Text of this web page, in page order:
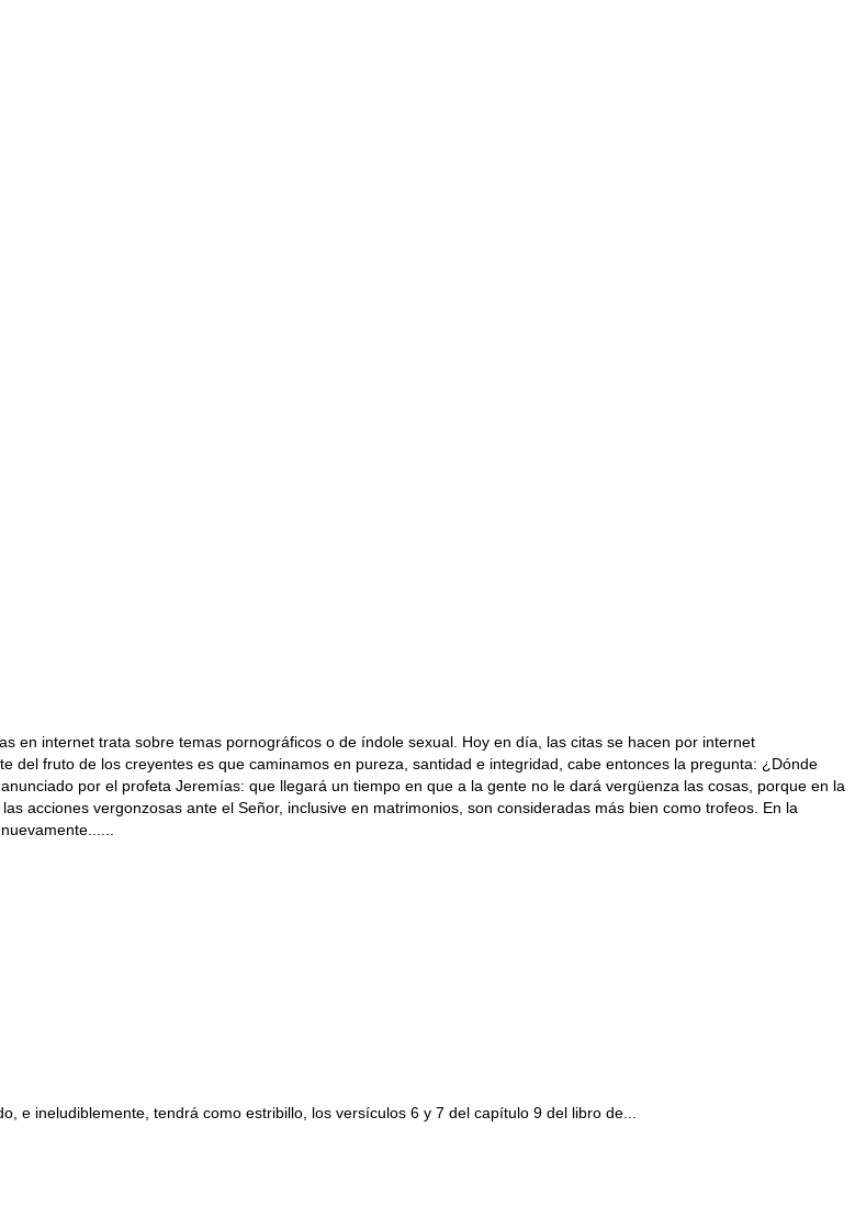
en internet trata sobre temas pornográficos o de índole sexual. Hoy en día, las citas se hacen por internet
del fruto de los creyentes es que caminamos en pureza, santidad e integridad, cabe entonces la pregunta: ¿Dónde
por el profeta Jeremías: que llegará un tiempo en que a la gente no le dará vergüenza las cosas, porque en la
acciones vergonzosas ante el Señor, inclusive en matrimonios, son consideradas más bien como trofeos. En la
e ineludiblemente, tendrá como estribillo, los versículos 6 y 7 del capítulo 9 del libro de...